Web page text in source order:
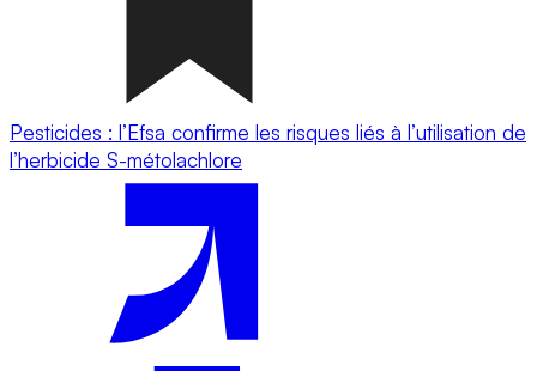
Pesticides : l’Efsa confirme les risques liés à l’utilisation de
l’herbicide S-métolachlore